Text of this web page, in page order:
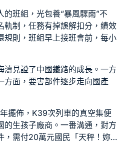
的班組，光包養“暴風驟雨”不
軌制，任務有掉誤解扣分，績效
規則，班組早上接班會前，每小
濤見證了中國鐵路的成長。一方
方面，要害部件逐步走向國產
擺佈，K39次列車的真空集便
的生孩子廠商。一番溝通，對方
，需付20萬元國民「天秤！妳…